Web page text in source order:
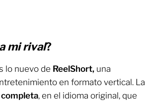
mi rival?
lo nuevo de ReelShort, una
en formato vertical. La
completa, en el idioma original, que